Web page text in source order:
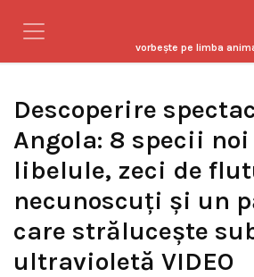
vorbeşte pe limba
Descoperire
Angola: 8 specii noi
libelule, zeci de
necunoscuți și un
care strălucește
ultravioletă VIDEO